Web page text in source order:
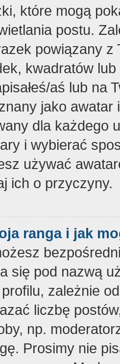
które mogą
postu.
powiązany z
kwadratów
aś lub na
jako
dla każdego
i wybierać
używać
ich o przyczyny.
ranga i jak
się pod nazwą
zależnie
liczbę
np.
Prosimy nie